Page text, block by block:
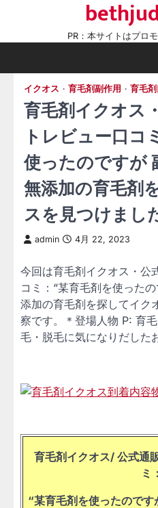
content
PR：本サイトはプロ
イクオス 育毛剤副作用 育毛
育毛剤イクオス
トレビュー口コ
使ったのですが
無添加の育毛剤
スを見つけまし
admin 4月 22, 2023
今回は育毛剤イクオス・公
コミ：“某育毛剤を使った
添加の育毛剤を探してイク
察です。＊登場人物 P: 育
毛・脱毛に気になりだした
育毛剤イクオス/ 公式通
ミ：
“某育毛剤を使ったので